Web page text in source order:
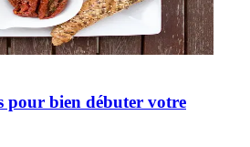
pour bien débuter votre